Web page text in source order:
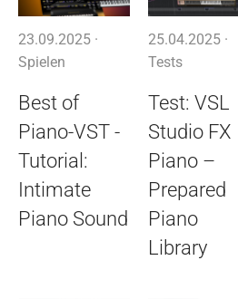
23.09.2025 ·
Spielen
Best of
Piano-VST -
Tutorial:
Intimate
Piano Sound
25.04.2025 ·
Tests
Test: VSL
Studio FX
Piano –
Prepared
Piano
Library